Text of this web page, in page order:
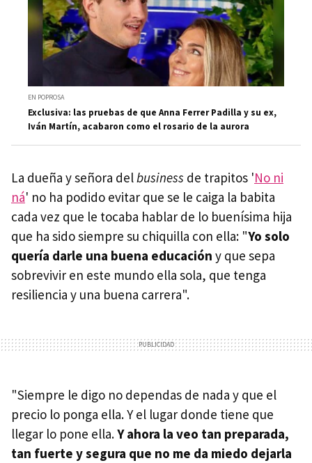
EN POPROSA
Exclusiva: las pruebas de que Anna Ferrer Padilla y su ex,
Iván Martín, acabaron como el rosario de la aurora
La dueña y señora delbusiness de trapitos 'No ni
ná' no ha podido evitar que se le caiga la babita
cada vez que le tocaba hablar de lo buenísima hija
que ha sido siempre su chiquilla con ella: "Yo solo
quería darle una buena educación y que sepa
sobrevivir en este mundo ella sola, que tenga
resiliencia y una buena carrera".
"Siempre le digo no dependas de nada y que el
precio lo ponga ella. Y el lugar donde tiene que
llegar lo pone ella.Y ahora la veo tan preparada,
tan fuerte y segura que no me da miedo dejarla